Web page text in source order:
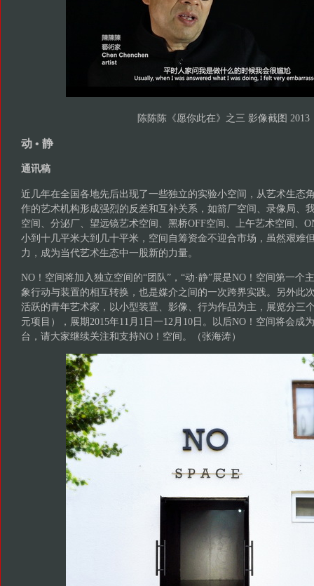
陈陈陈《愿你此在》之三 影像截图 2013
动 • 静
通讯稿
近几年在全国各地先后出现了一些独立的实验小空间，从艺术生态
作的艺术机构形成强烈的反差和互补关系，如箭厂空间、录像局、
空间、分泌厂、望远镜艺术空间、黑桥OFF空间、上午艺术空间、
小到十几平米大到几十平米，空间自筹资金不迎合市场，虽然艰难
力，成为当代艺术生态中一股新的力量。
NO！空间将加入独立空间的“团队”，“动·静”展是NO！空间第一个
象行动与装置的相互转换，也是媒介之间的一次跨界实践。另外此
活跃的青年艺术家，以小型装置、影像、行为作品为主，展览分三
元项目），展期2015年11月1日一12月10日。以后NO！空间将会成
台，请大家继续关注和支持NO！空间。（张海涛）